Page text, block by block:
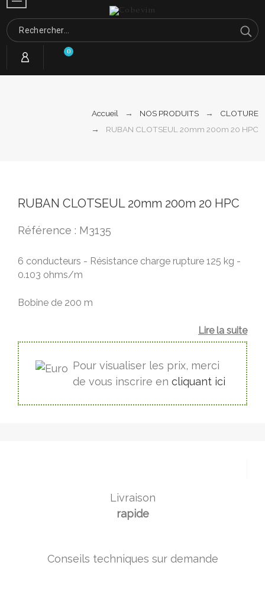
0
Accueil NOS PRODUITS
CLOTURE
RUBAN CLOTSEUL 20mm 200m 20 HPC
RUBAN CLOTSEUL 20mm 200m 20 HPC
Référence : M3135
6 conducteurs - Résistance charge rupture 125 kg -
0.103 ohms/m
Bobine de 200 m
Lire la suite
Pour visualiser les prix, merci
de vous inscrire en cliquant ici
Livraison
rapide
Conseils techniques sur demande